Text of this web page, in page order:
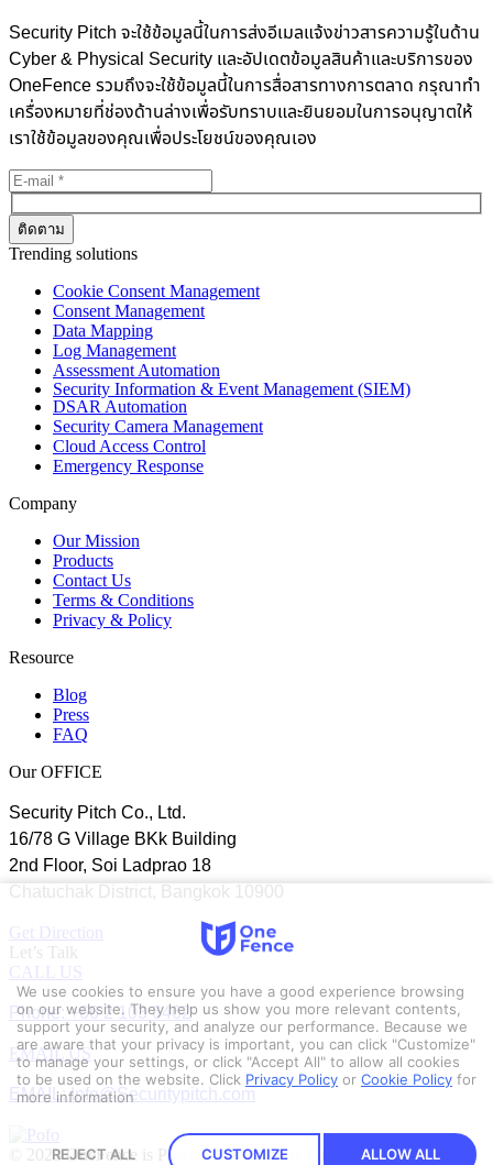
Security Pitch จะใช้ข้อมูลนี้ในการส่งอีเมลแจ้งข่าวสารความรู้ในด้าน
Cyber & Physical Security และอัปเดตข้อมูลสินค้าและบริการของ
OneFence รวมถึงจะใช้ข้อมูลนี้ในการสื่อสารทางการตลาด กรุณาทำ
เครื่องหมายที่ช่องด้านล่างเพื่อรับทราบและยินยอมในการอนุญาตให้
เราใช้ข้อมูลของคุณเพื่อประโยชน์ของคุณเอง
Trending solutions
Cookie Consent Management
Consent Management
Data Mapping
Log Management
Assessment Automation
Security Information & Event Management (SIEM)
DSAR Automation
Security Camera Management
Cloud Access Control
Emergency Response
Company
Our Mission
Products
Contact Us
Terms & Conditions
Privacy & Policy
Resource
Blog
Press
FAQ
Our OFFICE
Security Pitch Co., Ltd.
16/78 G Village BKk Building
2nd Floor, Soi Ladprao 18
Chatuchak District, Bangkok 10900
Get Direction
Let’s Talk
CALL US
Phone: +66 2 103 6462
EMAIL US
EMAIL: Info@Securitypitch.com
© 2023 OneFence is Powered by Security Pitch.
We use cookies to ensure you have a good experience browsing
on our website. They help us show you more relevant contents,
support your security, and analyze our performance. Because we
are aware that your privacy is important, you can click "Customize"
to manage your settings, or click "Accept All" to allow all cookies
to be used on the website. Click Privacy Policy or Cookie Policy for
more information
REJECT ALL CUSTOMIZE ALLOW ALL